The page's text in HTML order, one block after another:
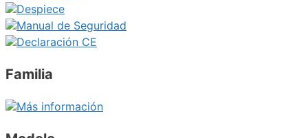
Despiece
Manual de Seguridad
Declaración CE
Familia
Más información